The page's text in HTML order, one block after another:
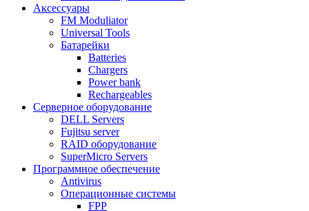
Аксессуары
FM Moduliator
Universal Tools
Батарейки
Batteries
Chargers
Power bank
Rechargeables
Серверное оборудование
DELL Servers
Fujitsu server
RAID оборудование
SuperMicro Servers
Программное обеспечение
Antivirus
Операционные системы
FPP